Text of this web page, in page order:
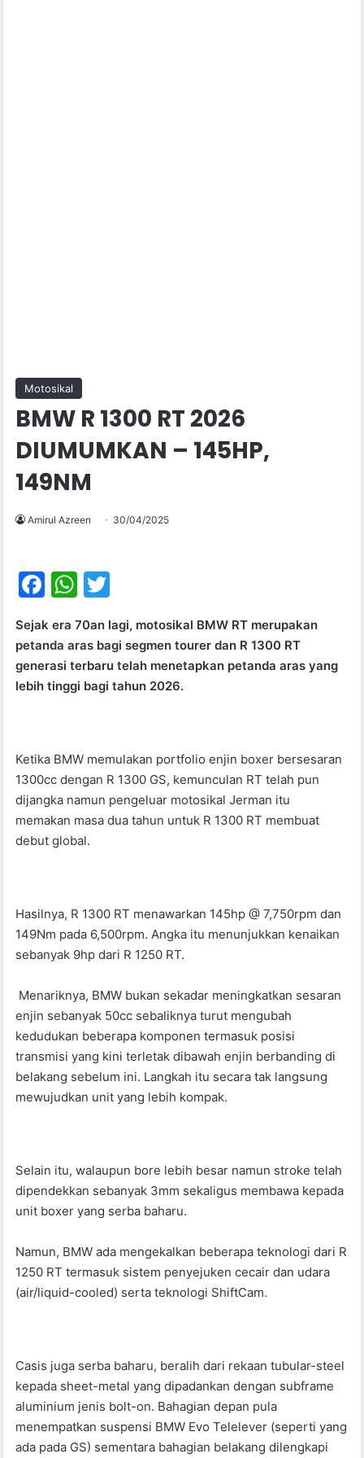
Motosikal
BMW R 1300 RT 2026
DIUMUMKAN – 145HP,
149NM
Amirul Azreen 30/04/2025
F
c
e
b
k
W
at
s
A
itt
er
Sejak era 70an lagi, motosikal BMW RT merupakan
petanda aras bagi segmen tourer dan R 1300 RT
generasi terbaru telah menetapkan petanda aras yang
lebih tinggi bagi tahun 2026.
Ketika BMW memulakan portfolio enjin boxer bersesaran
1300cc dengan R 1300 GS, kemunculan RT telah pun
dijangka namun pengeluar motosikal Jerman itu
memakan masa dua tahun untuk R 1300 RT membuat
debut global.
Hasilnya, R 1300 RT menawarkan 145hp @ 7,750rpm dan
149Nm pada 6,500rpm. Angka itu menunjukkan kenaikan
sebanyak 9hp dari R 1250 RT.
Menariknya, BMW bukan sekadar meningkatkan sesaran
enjin sebanyak 50cc sebaliknya turut mengubah
kedudukan beberapa komponen termasuk posisi
transmisi yang kini terletak dibawah enjin berbanding di
belakang sebelum ini. Langkah itu secara tak langsung
mewujudkan unit yang lebih kompak.
Selain itu, walaupun bore lebih besar namun stroke telah
dipendekkan sebanyak 3mm sekaligus membawa kepada
unit boxer yang serba baharu.
Namun, BMW ada mengekalkan beberapa teknologi dari R
1250 RT termasuk sistem penyejuken cecair dan udara
(air/liquid-cooled) serta teknologi ShiftCam.
Casis juga serba baharu, beralih dari rekaan tubular-steel
kepada sheet-metal yang dipadankan dengan subframe
aluminium jenis bolt-on. Bahagian depan pula
menempatkan suspensi BMW Evo Telelever (seperti yang
ada pada GS) sementara bahagian belakang dilengkapi